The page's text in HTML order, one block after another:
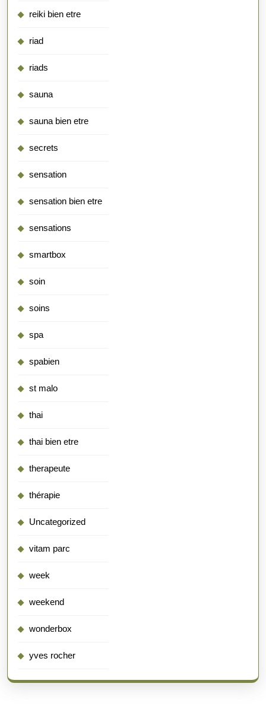
reiki bien etre
riad
riads
sauna
sauna bien etre
secrets
sensation
sensation bien etre
sensations
smartbox
soin
soins
spa
spabien
st malo
thai
thai bien etre
therapeute
thérapie
Uncategorized
vitam parc
week
weekend
wonderbox
yves rocher